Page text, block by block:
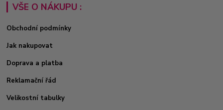
VŠE O NÁKUPU :
Obchodní podmínky
Jak nakupovat
Doprava a platba
Reklamační řád
Velikostní tabulky